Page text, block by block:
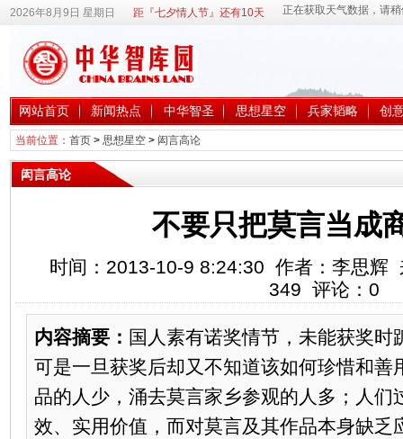
2026年8月9日 星期日 距『七夕情人节』还有10天
网站首页 新闻热点 中华智圣 思想星空 兵家韬略 创
当前位置： 首页> 思想星空> 闳言高论
闳言高论
不要只把莫言当成
时间：2013-10-9 8:24:30 作者：李思辉
349 评论： 0
内容摘要： 国人素有诺奖情节，未能获奖时
可是一旦获奖后却又不知道该如何珍惜和善
品的人少，涌去莫言家乡参观的人多；人们
效、实用价值，而对莫言及其作品本身缺乏